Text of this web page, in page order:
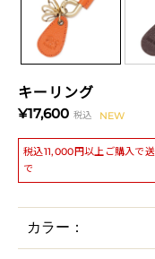
キーリング
¥17,600 税込 NEW
税込11,000円以上ご購入で
で
カラー：